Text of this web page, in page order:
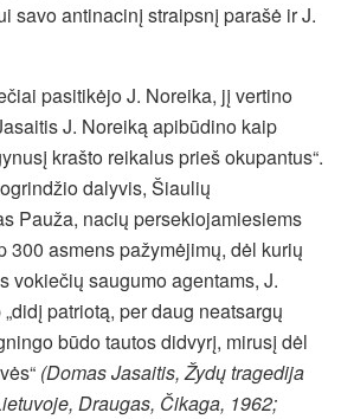
savo antinacinį straipsnį parašė ir J.
pasitikėjo J. Noreika, jį vertino
J. Noreiką apibūdino kaip
krašto reikalus prieš okupantus“.
dalyvis, Šiaulių
Pauža, nacių persekiojamiesiems
300 asmens pažymėjimų, dėl kurių
vokiečių saugumo agentams, J.
patriotą, per daug neatsargų
būdo tautos didvyrį, mirusį dėl
(Domas Jasaitis, Žydų tragedija
Draugas, Čikaga, 1962;